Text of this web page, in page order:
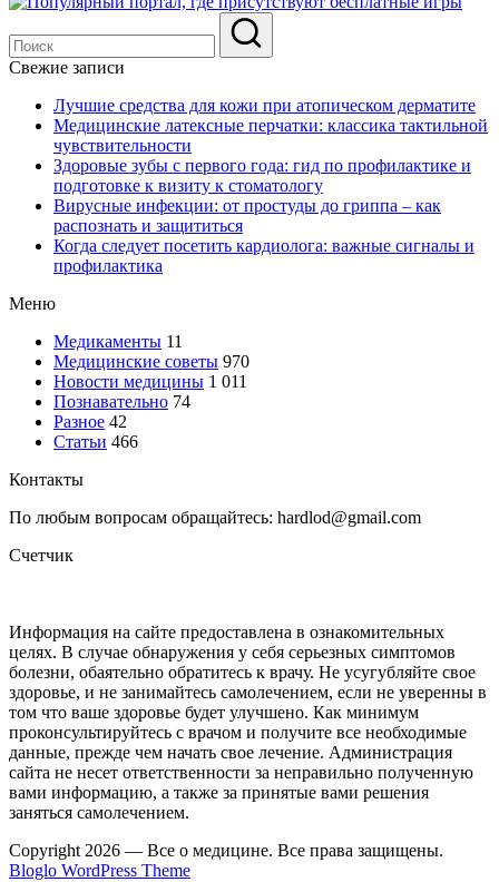
Свежие записи
Лучшие средства для кожи при атопическом дерматите
Медицинские латексные перчатки: классика тактильной
чувствительности
Здоровые зубы с первого года: гид по профилактике и
подготовке к визиту к стоматологу
Вирусные инфекции: от простуды до гриппа – как
распознать и защититься
Когда следует посетить кардиолога: важные сигналы и
профилактика
Меню
Медикаменты 11
Медицинские советы 970
Новости медицины 1 011
Познавательно 74
Разное 42
Статьи 466
Контакты
По любым вопросам обращайтесь: hardlod@gmail.com
Счетчик
Информация на сайте предоставлена в ознакомительных
целях. В случае обнаружения у себя серьезных симптомов
болезни, обаятельно обратитесь к врачу. Не усугубляйте свое
здоровье, и не занимайтесь самолечением, если не уверенны в
том что ваше здоровье будет улучшено. Как минимум
проконсультируйтесь с врачом и получите все необходимые
данные, прежде чем начать свое лечение. Администрация
сайта не несет ответственности за неправильно полученную
вами информацию, а также за принятые вами решения
заняться самолечением.
Copyright 2026 — Все о медицине. Все права защищены.
Bloglo WordPress Theme